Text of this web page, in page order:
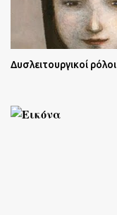
Δυσλειτουργικοί